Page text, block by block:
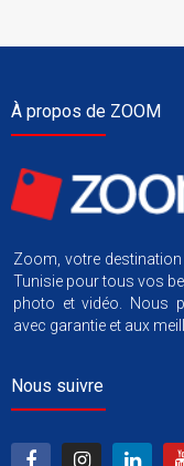
À propos de ZOOM
Zoom, votre
Tunisie pour tous vos
photo et vidéo. Nous
avec garantie et aux
Nous suivre